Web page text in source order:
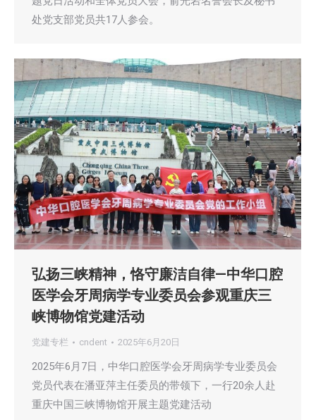
处党支部党员共17人参会。
弘扬三峡精神，恪守廉洁自律—中华口腔
医学会牙周病学专业委员会参观重庆三
峡博物馆党建活动
党建专栏 cndent 2025年6月20日
2025年6月7日，中华口腔医学会牙周病学专业委员会
党员代表在潘亚萍主任委员的带领下，一行20余人赴
重庆中国三峡博物馆开展主题党建活动